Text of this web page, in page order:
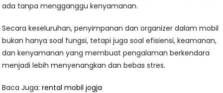
ada tanpa mengganggu kenyamanan.
Secara keseluruhan, penyimpanan dan organizer dalam mobil
bukan hanya soal fungsi, tetapi juga soal efisiensi, keamanan,
dan kenyamanan yang membuat pengalaman berkendara
menjadi lebih menyenangkan dan bebas stres.
Baca Juga:rental mobil jogja